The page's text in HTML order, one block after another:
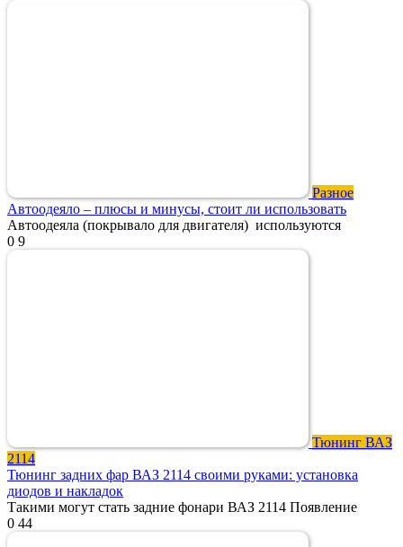
Разное
Автоодеяло – плюсы и минусы, стоит ли использовать
Автоодеяла (покрывало для двигателя) используются
0 9
Тюнинг ВАЗ
2114
Тюнинг задних фар ВАЗ 2114 своими руками: установка
диодов и накладок
Такими могут стать задние фонари ВАЗ 2114 Появление
0 44